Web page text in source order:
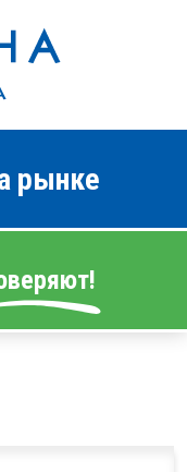
рынке